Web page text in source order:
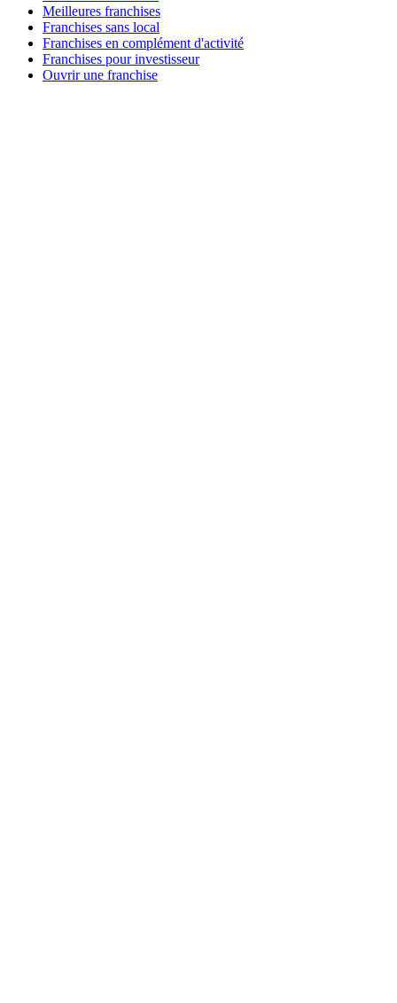
Meilleures franchises
Franchises sans local
Franchises en complément d'activité
Franchises pour investisseur
Ouvrir une franchise